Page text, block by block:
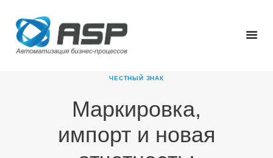
ЧЕСТНЫЙ ЗНАК
Маркировка,
импорт и новая
ГЛАВНАЯ
О КОМПАНИИ